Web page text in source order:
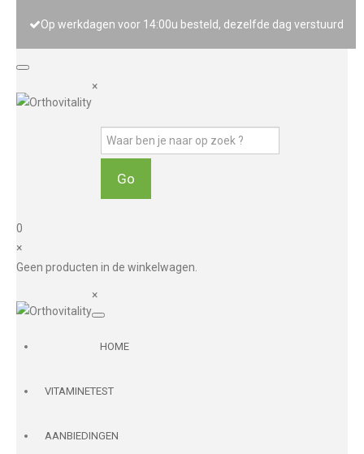
Op werkdagen voor 14:00u besteld, dezelfde dag verstuurd
×
0
×
Geen producten in de winkelwagen.
×
HOME
VITAMINETEST
AANBIEDINGEN